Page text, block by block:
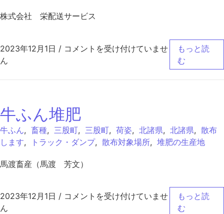
株式会社 栄配送サービス
2023年12月1日 / 混合堆肥 は
コメントを受け付けていませ
ん
もっと読
む
牛ふん堆肥
牛ふん, 畜種, 三股町, 三股町, 荷姿, 北諸県, 北諸県, 散布
します, トラック・ダンプ, 散布対象場所, 堆肥の生産地
馬渡畜産（馬渡 芳文）
2023年12月1日 / 牛ふん堆肥 は
コメントを受け付けていませ
ん
もっと読
む